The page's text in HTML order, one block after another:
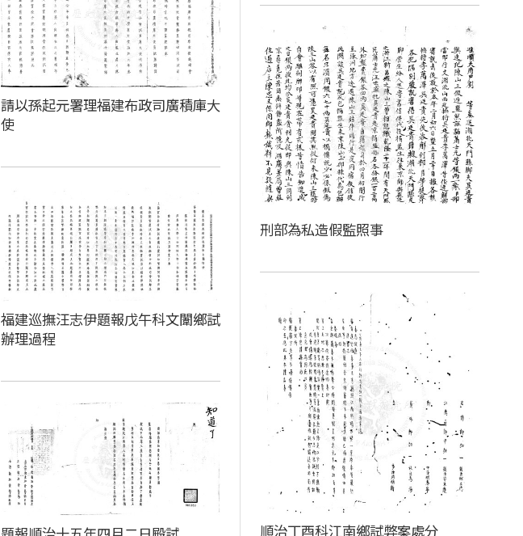
請以孫起元署理福建布政司廣積庫大
使
刑部為私造假監照事
福建巡撫汪志伊題報戊午科文闈鄉試
辦理過程
順治丁酉科江南鄉試弊案處分